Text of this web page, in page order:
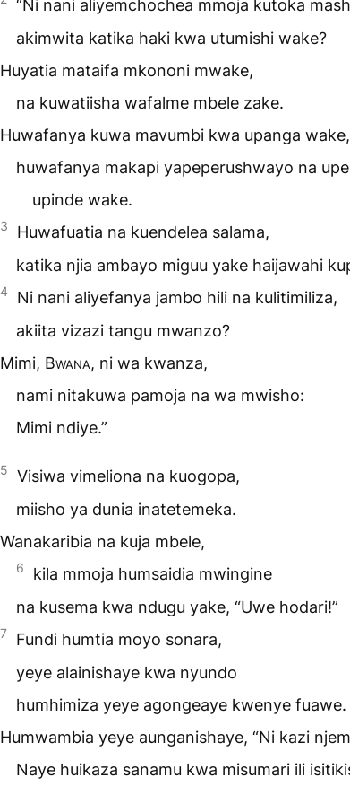
“Ni nani aliyemchochea mmoja kutoka
akimwita katika haki kwa utumishi wake?
Huyatia mataifa mkononi mwake,
na kuwatiisha wafalme mbele zake.
Huwafanya kuwa mavumbi kwa upanga wake,
huwafanya makapi yapeperushwayo na
upinde wake.
3
Huwafuatia na kuendelea salama,
katika njia ambayo miguu yake haijawahi
4
Ni nani aliyefanya jambo hili na kulitimiliza,
akiita vizazi tangu mwanzo?
Mimi, Bwana, ni wa kwanza,
nami nitakuwa pamoja na wa mwisho:
Mimi ndiye.”
5
Visiwa vimeliona na kuogopa,
miisho ya dunia inatetemeka.
Wanakaribia na kuja mbele,
6
kila mmoja humsaidia mwingine
na kusema kwa ndugu yake, “Uwe hodari!”
7
Fundi humtia moyo sonara,
yeye alainishaye kwa nyundo
humhimiza yeye agongeaye kwenye fuawe.
Humwambia yeye aunganishaye, “Ni kazi
Naye huikaza sanamu kwa misumari ili